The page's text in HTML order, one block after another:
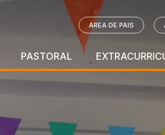
ÁREA DE PAIS
PASTORAL